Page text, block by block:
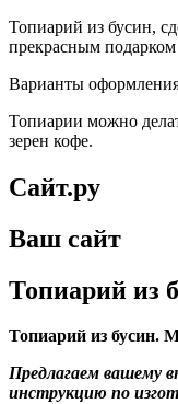
Топиарий из бусин,
прекрасным
Варианты
Топиарии можно
зерен кофе.
Сайт.ру
Ваш сайт
Топиарий из
Топиарий из бусин.
Предлагаем вашему
инструкцию по